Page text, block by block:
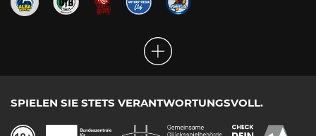
SPIELEN SIE STETS VERANTWORTUNGSVOLL.